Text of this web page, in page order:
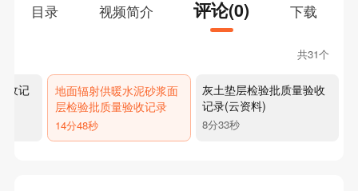
目录 视频简介 评论(0) 下载
共31个
收记
地面辐射供暖水泥砂浆面
层检验批质量验收记录
14分48秒
灰土垫层检验批质量验收
记录(云资料)
8分33秒